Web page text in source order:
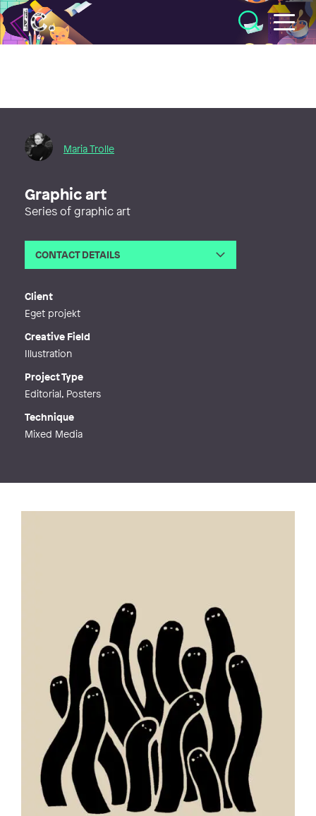
Illustratörcentrum
Maria Trolle
Graphic art
Series of graphic art
CONTACT DETAILS
Client
Eget projekt
Creative Field
Illustration
Project Type
Editorial, Posters
Technique
Mixed Media